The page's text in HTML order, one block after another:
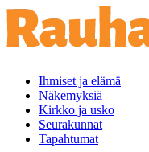
Ihmiset ja elämä
Näkemyksiä
Kirkko ja usko
Seurakunnat
Tapahtumat